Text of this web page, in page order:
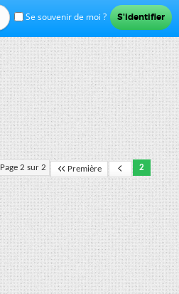
Se souvenir de moi ?
Page 2 sur 2 Première 2